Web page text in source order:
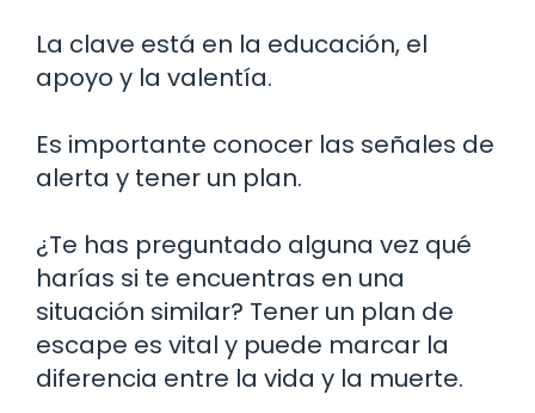
La clave está en la educación, el
apoyo y la valentía.
Es importante conocer las señales de
alerta y tener un plan.
¿Te has preguntado alguna vez qué
harías si te encuentras en una
situación similar? Tener un plan de
escape es vital y puede marcar la
diferencia entre la vida y la muerte.